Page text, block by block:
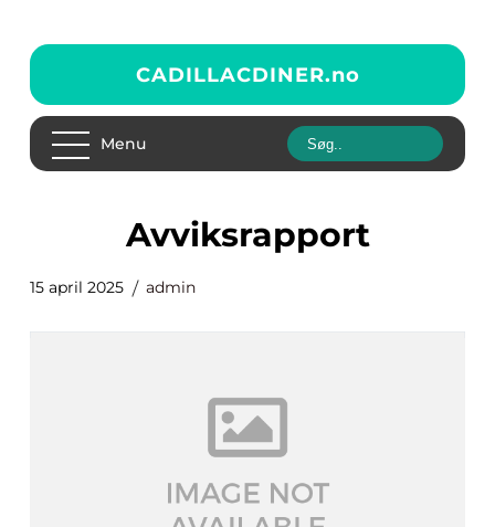
CADILLACDINER.no
Menu
Avviksrapport
15 april 2025 admin